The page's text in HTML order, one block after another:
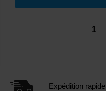
1
Expédition rapide